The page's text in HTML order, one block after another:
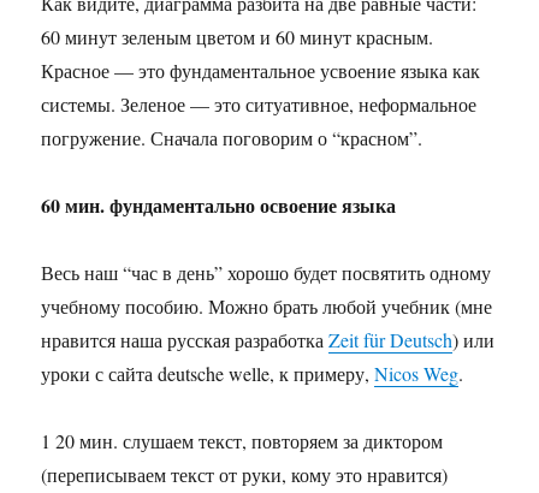
60 минут зеленым цветом и 60 минут красным.
Красное — это фундаментальное усвоение языка как
системы. Зеленое — это ситуативное, неформальное
погружение. Сначала поговорим о “красном”.
60 мин. фундаментально освоение языка
Весь наш “час в день” хорошо будет посвятить одному
учебному пособию. Можно брать любой учебник (мне
нравится наша русская разработкаZeit für Deutsch) или
уроки с сайта deutsche welle, к примеру,Nicos Weg.
1 20 мин. слушаем текст, повторяем за диктором
(переписываем текст от руки, кому это нравится)